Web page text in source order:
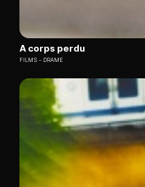
A corps perdu
FILMS DRAME